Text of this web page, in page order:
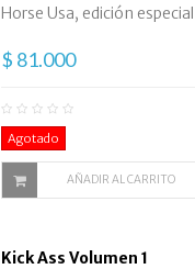
Horse Usa, edición
$ 81.000
Agotado
AÑADIR AL CARRITO
Kick Ass Volumen 1